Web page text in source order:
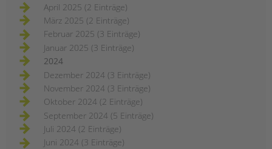
April 2025 (2 Einträge)
März 2025 (2 Einträge)
Februar 2025 (3 Einträge)
Januar 2025 (3 Einträge)
2024
Dezember 2024 (3 Einträge)
November 2024 (3 Einträge)
Oktober 2024 (2 Einträge)
September 2024 (5 Einträge)
Juli 2024 (2 Einträge)
Juni 2024 (3 Einträge)